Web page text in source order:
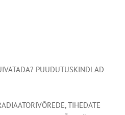
PUUDUTUSKINDLAD
TIHEDATE